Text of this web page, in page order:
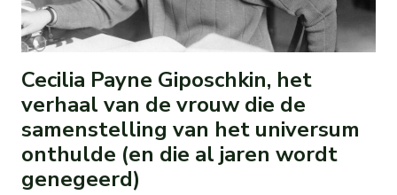
Cecilia Payne Giposchkin, het
verhaal van de vrouw die de
samenstelling van het universum
onthulde (en die al jaren wordt
genegeerd)